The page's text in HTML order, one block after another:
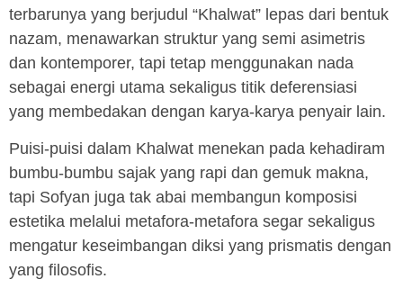
terbarunya yang berjudul “Khalwat” lepas dari bentuk
nazam, menawarkan struktur yang semi asimetris
dan kontemporer, tapi tetap menggunakan nada
sebagai energi utama sekaligus titik deferensiasi
yang membedakan dengan karya-karya penyair lain.
Puisi-puisi dalam Khalwat menekan pada kehadiram
bumbu-bumbu sajak yang rapi dan gemuk makna,
tapi Sofyan juga tak abai membangun komposisi
estetika melalui metafora-metafora segar sekaligus
mengatur keseimbangan diksi yang prismatis dengan
yang filosofis.